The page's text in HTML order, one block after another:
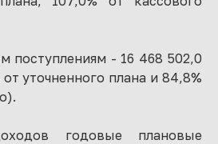
поступлениям - 16 468 502,0
уточненного плана и 84,8%
годовые плановые